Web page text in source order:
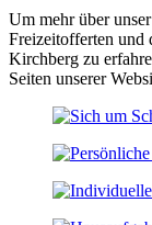
Um mehr über
Freizeitofferten und
Kirchberg zu
Seiten unserer